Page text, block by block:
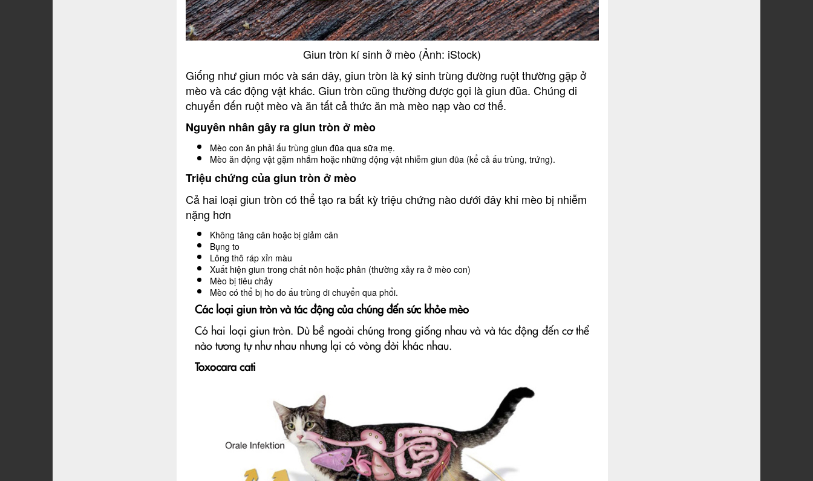
Giun tròn kí sinh ở mèo (Ảnh: iStock)
Giống như giun móc và sán dây, giun tròn là ký sinh trùng đường ruột thường gặp ở
mèo và các động vật khác. Giun tròn cũng thường được gọi là giun đũa. Chúng di
chuyển đến ruột mèo và ăn tất cả thức ăn mà mèo nạp vào cơ thể.
Nguyên nhân gây ra giun tròn ở mèo
Mèo con ăn phải ấu trùng giun đũa qua sữa mẹ.
Mèo ăn động vật gặm nhắm hoặc những động vật nhiễm giun đũa (kể cả ấu trùng, trứng).
Triệu chứng của giun tròn ở mèo
Cả hai loại giun tròn có thể tạo ra bất kỳ triệu chứng nào dưới đây khi mèo bị nhiễm
nặng hơn
Không tăng cân hoặc bị giảm cân
Bụng to
Lông thô ráp xỉn màu
Xuất hiện giun trong chất nôn hoặc phân (thường xảy ra ở mèo con)
Mèo bị tiêu chảy
Mèo có thể bị ho do ấu trùng di chuyển qua phổi.
Các loại giun tròn và tác động của chúng đến sức khỏe mèo
Có hai loại giun tròn. Dù bề ngoài chúng trong giống nhau và và tác động đến cơ thể
nào tương tự như nhau nhưng lại có vòng đời khác nhau.
Toxocara cati